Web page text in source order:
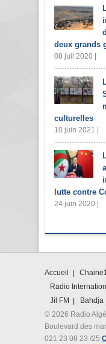
deux grands
08 juil 2020 |
culturelles
10 juin 2021 |
lutte contre
24 juin 2020 |
Accueil
Radio
Jil FM
Bahdja
© 2026 Radio
Boulevard des
021 23 08 23 /25